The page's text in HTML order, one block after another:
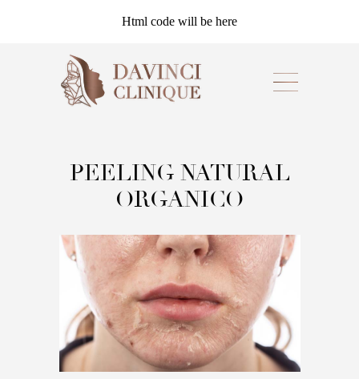
Html code will be here
PEELING NATURAL
ORGANICO
Es un tratamiento facial profesional de
exfoliación profunda que utiliza ingredientes de
origen natural para renovar la piel sin
componentes químicos agresivos.